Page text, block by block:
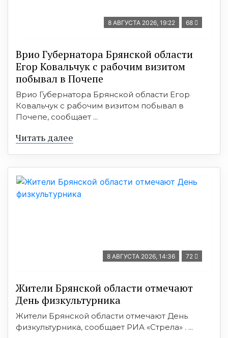
8 АВГУСТА 2026, 19:22 68
Врио Губернатора Брянской области
Егор Ковальчук с рабочим визитом
побывал в Почепе
Врио Губернатора Брянской области Егор
Ковальчук с рабочим визитом побывал в
Почепе, сообщает ...
Читать далее
8 АВГУСТА 2026, 14:36 72
Жители Брянской области отмечают
День физкультурника
Жители Брянской области отмечают День
физкультурника, сообщает РИА «Стрела» . ...